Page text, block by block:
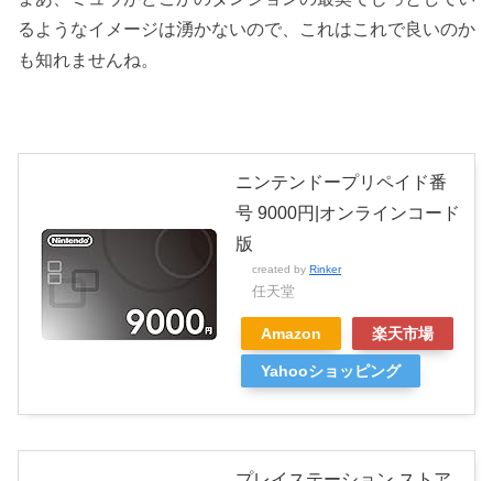
るようなイメージは湧かないので、これはこれで良いのか
も知れませんね。
ニンテンドープリペイド番
号 9000円|オンラインコード
版
created by Rinker
任天堂
Amazon 楽天市場
Yahooショッピング